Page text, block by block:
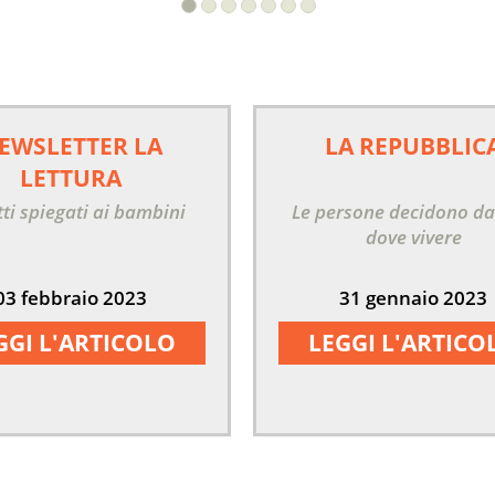
LA
LETTURA
spiegati ai bambini
febbraio 2023
L'ARTICOLO
LA
Le persone decidono
dove vivere
31 gennaio 2023
LEGGI